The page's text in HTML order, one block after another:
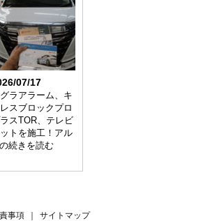
07/17
ラアラーム、キ
スブロックプロ
スTOR、テレビ
トを施工！アル
続きを読む
サイトマップ
事項